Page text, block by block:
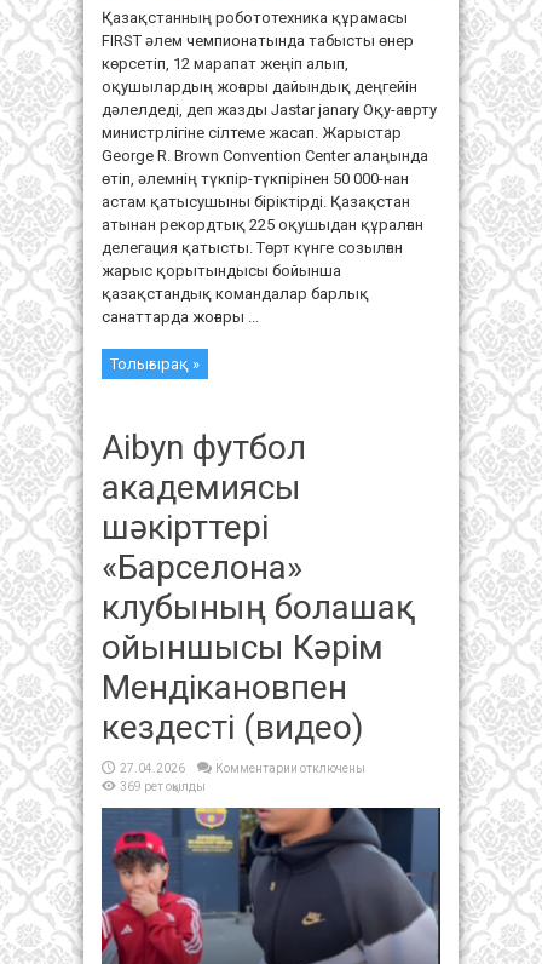
Қазақстанның робототехника құрамасы
FIRST әлем чемпионатында табысты өнер
көрсетіп, 12 марапат жеңіп алып,
оқушылардың жоғары дайындық деңгейін
дәлелдеді, деп жазды Jastar janary Оқу-ағарту
министрлігіне сілтеме жасап. Жарыстар
George R. Brown Convention Center алаңында
өтіп, әлемнің түкпір-түкпірінен 50 000-нан
астам қатысушыны біріктірді. Қазақстан
атынан рекордтық 225 оқушыдан құралған
делегация қатысты. Төрт күнге созылған
жарыс қорытындысы бойынша
қазақстандық командалар барлық
санаттарда жоғары ...
Толығырақ »
Aibyn футбол
академиясы
шәкірттері
«Барселона»
клубының болашақ
ойыншысы Кәрім
Мендікановпен
кездесті (видео)
27.04.2026 Комментарии к
футбол
академиясы
шәкірттері
«Барселона»
клубының
болашақ
Мендікановпен
кездесті
отключены
369 рет оқылды